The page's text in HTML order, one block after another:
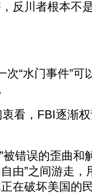
，反川者根本
“水门事件”可
看，FBI逐渐
被错误的歪曲和
由”之间游走
在破坏美国的